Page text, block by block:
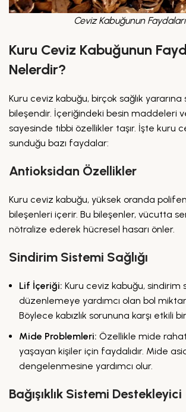
Ceviz Kabuğunun
Kuru Ceviz Kabuğunun
Nelerdir?
Kuru ceviz kabuğu, birçok sağlık
bileşendir. İçeriğindeki besin maddeleri
sayesinde tıbbi özellikler taşır. İşte kuru
sunduğu bazı faydalar:
Antioksidan Özellikler
Kuru ceviz kabuğu, yüksek oranda
bileşenleri içerir. Bu bileşenler, vücutta
nötralize ederek hücresel hasarı önler.
Sindirim Sistemi Sağlığı
Lif İçeriği: Kuru ceviz kabuğu, sindirim
düzenlemeye yardımcı olan bol
Böylece kabızlık sorununa karşı etkili
Mide Problemleri: Özellikle mide
yaşayan kişiler için faydalıdır. Mide
dengelenmesine yardımcı olur.
Bağışıklık Sistemi Destekleyici